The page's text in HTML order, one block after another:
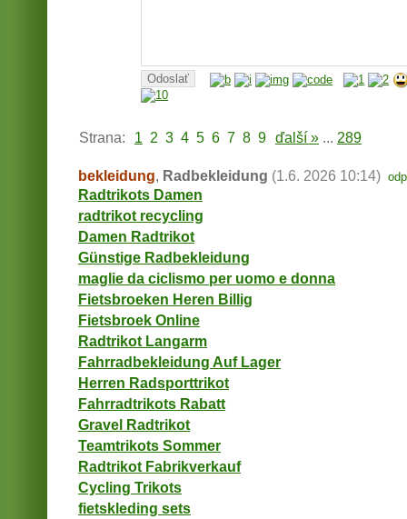
Strana: 1 2 3 4 5 6 7 8 9 ďalší » ... 289
bekleidung, Radbekleidung (1.6. 2026 10:14)
Radtrikots Damen
radtrikot recycling
Damen Radtrikot
Günstige Radbekleidung
maglie da ciclismo per uomo e donna
Fietsbroeken Heren Billig
Fietsbroek Online
Radtrikot Langarm
Fahrradbekleidung Auf Lager
Herren Radsporttrikot
Fahrradtrikots Rabatt
Gravel Radtrikot
Teamtrikots Sommer
Radtrikot Fabrikverkauf
Cycling Trikots
fietskleding sets